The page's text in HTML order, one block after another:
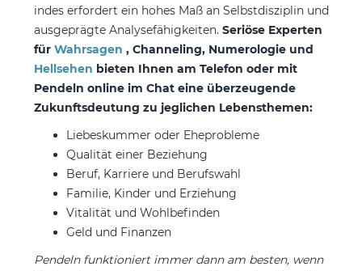
indes erfordert ein hohes Maß an Selbstdisziplin und
ausgeprägte Analysefähigkeiten. Seriöse Experten
für Wahrsagen , Channeling, Numerologie und
Hellsehen bieten Ihnen am Telefon oder mit
Pendeln online im Chat eine überzeugende
Zukunftsdeutung zu jeglichen Lebensthemen:
Liebeskummer oder Eheprobleme
Qualität einer Beziehung
Beruf, Karriere und Berufswahl
Familie, Kinder und Erziehung
Vitalität und Wohlbefinden
Geld und Finanzen
Pendeln funktioniert immer dann am besten, wenn